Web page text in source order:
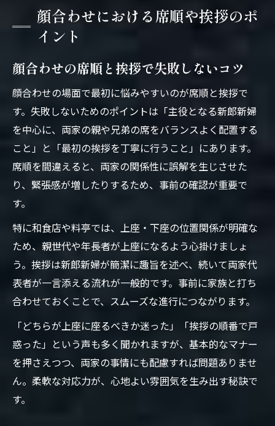
顔合わせにおける席順や挨拶のポ
イント
顔合わせの席順と挨拶で失敗しないコツ
顔合わせの場面で最初に悩みやすいのが席順と挨拶で
す。失敗しないためのポイントは「主役となる新郎新婦
を中心に、両家の親や兄弟の席をバランスよく配置する
こと」と「最初の挨拶を丁寧に行うこと」にあります。
席順を間違えると、両家の関係性に誤解を生じさせた
り、緊張感が増したりするため、事前の確認が重要で
す。
特に和食店や料亭では、上座・下座の位置関係が明確な
ため、親世代や年長者が上座になるよう心掛けましょ
う。挨拶は新郎新婦が簡潔に趣旨を述べ、続いて両家代
表者が一言添える流れが一般的です。事前に家族と打ち
合わせておくことで、スムーズな進行につながります。
「どちらが上座に座るべきか迷った」「挨拶の順番で戸
惑った」という声も多く聞かれますが、基本的なマナー
を押さえつつ、両家の事情にも配慮すれば問題ありませ
ん。柔軟な対応力が、心地よい雰囲気を生み出す秘訣で
す。